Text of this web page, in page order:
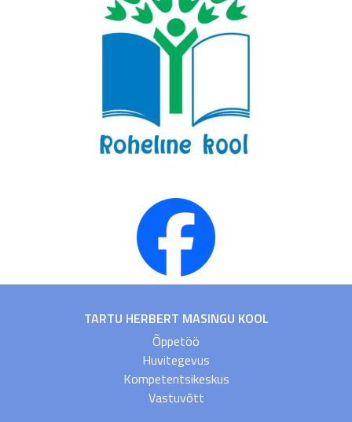
TARTU HERBERT MASINGU KOOL
Õppetöö
Huvitegevus
Kompetentsikeskus
Vastuvõtt